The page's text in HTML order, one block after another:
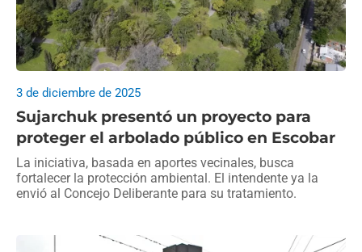
Sujarchuk presentó un proyecto para
proteger el arbolado público en Escobar
3 de diciembre de 2025
La iniciativa, basada en aportes vecinales, busca
fortalecer la protección ambiental. El intendente ya la
envió al Concejo Deliberante para su tratamiento.